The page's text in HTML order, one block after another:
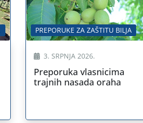
PREPORUKE ZA ZAŠTITU BILJA
3. SRPNJA 2026.
Preporuka vlasnicima
trajnih nasada oraha